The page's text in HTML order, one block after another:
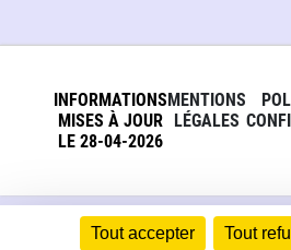
Tout accepter Tout
INFORMATIONS
MISES À JOUR
LE 28-04-2026
MENTIONS
LÉGALES